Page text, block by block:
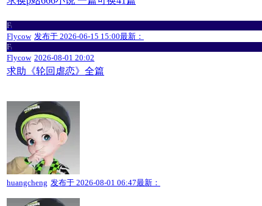
Fl
Flycow 发布于 2026-06-15 15:00最新：
Fl
Flycow 2026-08-01 20:02
求助《轮回虐恋》全篇
huangcheng 发布于 2026-08-01 06:47最新：